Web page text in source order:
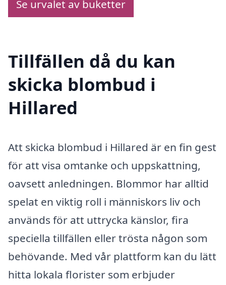
Se urvalet av buketter
Tillfällen då du kan
skicka blombud i
Hillared
Att skicka blombud i Hillared är en fin gest
för att visa omtanke och uppskattning,
oavsett anledningen. Blommor har alltid
spelat en viktig roll i människors liv och
används för att uttrycka känslor, fira
speciella tillfällen eller trösta någon som
behövande. Med vår plattform kan du lätt
hitta lokala florister som erbjuder